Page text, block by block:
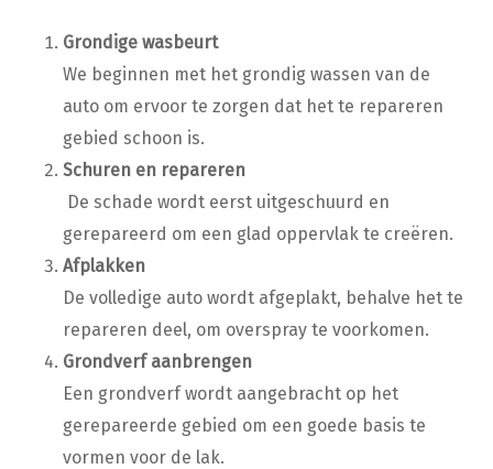
Grondige wasbeurt
We beginnen met het grondig wassen van de
auto om ervoor te zorgen dat het te repareren
gebied schoon is.
Schuren en repareren
De schade wordt eerst uitgeschuurd en
gerepareerd om een glad oppervlak te creëren.
Afplakken
De volledige auto wordt afgeplakt, behalve het te
repareren deel, om overspray te voorkomen.
Grondverf aanbrengen
Een grondverf wordt aangebracht op het
gerepareerde gebied om een goede basis te
vormen voor de lak.